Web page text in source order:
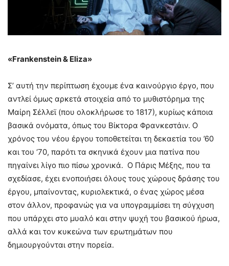
«Frankenstein& Eliza»
Σ’ αυτή την περίπτωση έχουμε ένα καινούργιο έργο, που
αντλεί όμως αρκετά στοιχεία από το μυθιστόρημα της
Μαίρη Σέλλεϊ (που ολοκλήρωσε το 1817), κυρίως κάποια
βασικά ονόματα, όπως του Βίκτορα Φρανκεστάιν. Ο
χρόνος του νέου έργου τοποθετείται τη δεκαετία του ’60
και του ‘70, παρότι τα σκηνικά έχουν μια πατίνα που
πηγαίνει λίγο πιο πίσω χρονικά. Ο Πάρις Μέξης, που τα
σχεδίασε, έχει ενοποιήσει όλους τους χώρους δράσης του
έργου, μπαίνοντας, κυριολεκτικά, ο ένας χώρος μέσα
στον άλλον, προφανώς για να υπογραμμίσει τη σύγχυση
που υπάρχει στο μυαλό και στην ψυχή του βασικού ήρωα,
αλλά και τον κυκεώνα των ερωτημάτων που
δημιουργούνται στην πορεία.